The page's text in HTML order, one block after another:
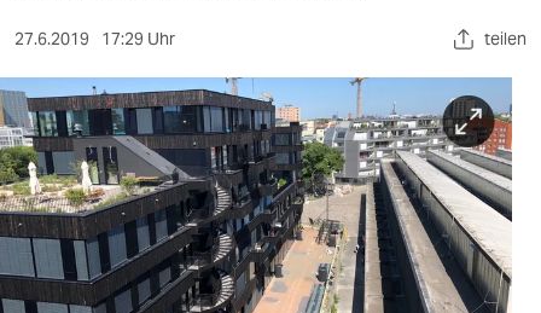
sport
berlin
nord
wahrheit
27.6.2019 17:29 Uhr teilen